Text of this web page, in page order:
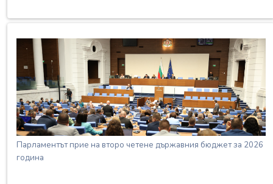
Парламентът прие на второ четене държавния бюджет за 2026
година